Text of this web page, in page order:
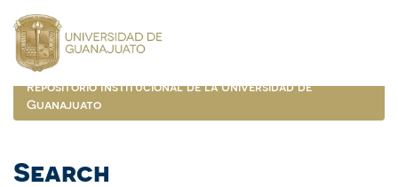
navigation
Repositorio Institucional de la Universidad de
Guanajuato
Search